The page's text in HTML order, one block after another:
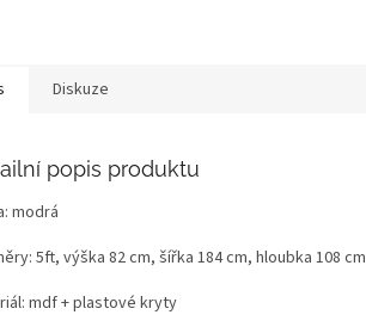
Diskuze
popis produktu
modrá
5ft, výška 82 cm, šířka 184 cm, hloubka 108 cm
mdf + plastové kryty